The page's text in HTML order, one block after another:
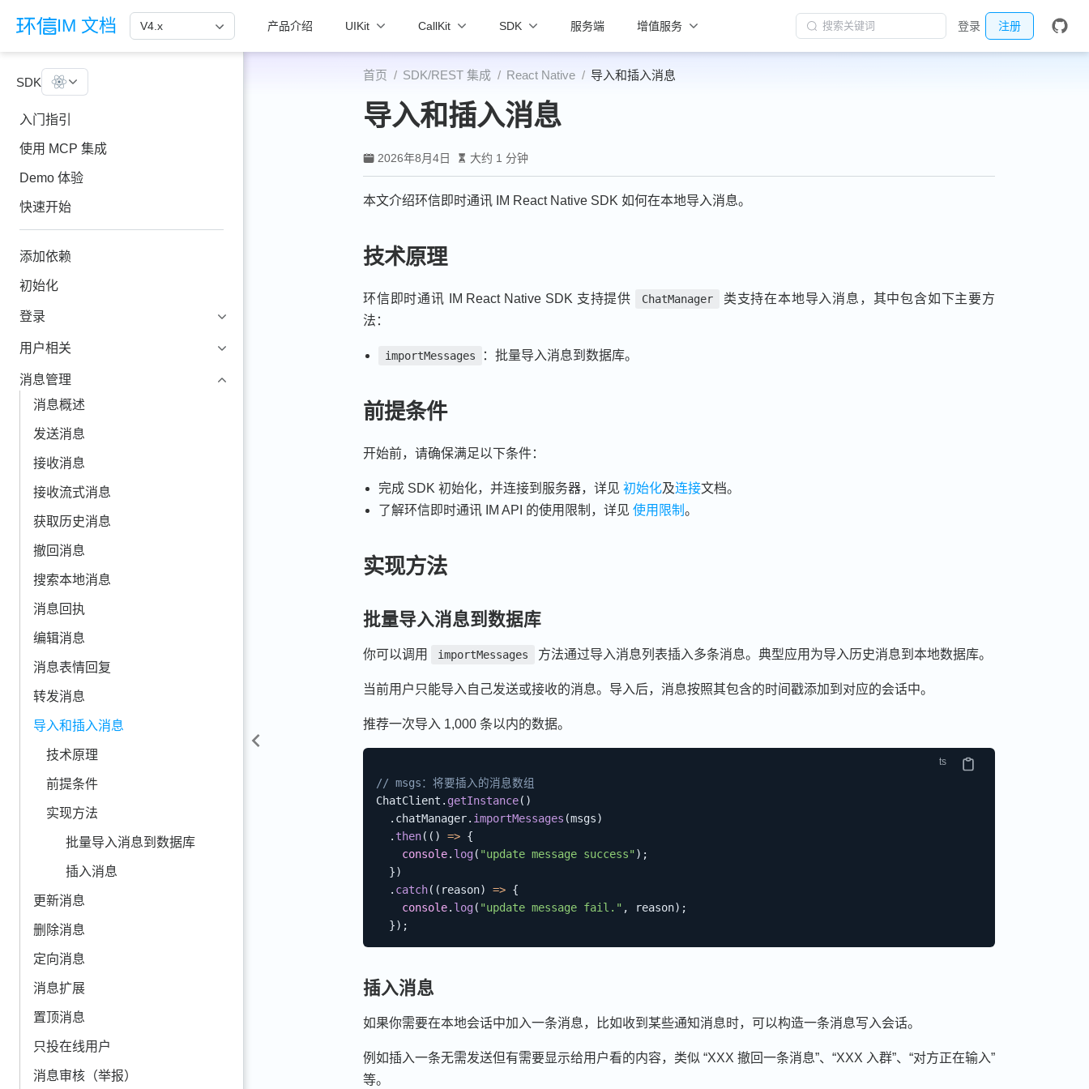
IM 文档 V4.x 产品介绍 UIKit CallKit SDK 服务端 增值服务 搜索关键词 登录 注册
SDK React Native
入门指引
使用 MCP 集成
Demo 体验
快速开始
添加依赖
初始化
登录
用户相关
消息管理
消息概述
发送消息
接收消息
接收流式消息
获取历史消息
撤回消息
搜索本地消息
消息回执
编辑消息
消息表情回复
转发消息
导入和插入消息
技术原理
前提条件
实现方法
批量导入消息到数据库
插入消息
更新消息
删除消息
定向消息
消息扩展
置顶消息
只投在线用户
消息审核（举报）
首页 SDK/REST 集成 React Native 导入和插入消息
导入和插入消息
2026年8月4日 大约 1 分钟
本文介绍环信即时通讯 IM React Native SDK 如何在本地导入消息。
技术原理
环信即时通讯 IM React Native SDK 支持提供 ChatManager
类支持在本地导入消息，其中包含如下主要方
法：
importMessages ：批量导入消息到数据库。
前提条件
开始前，请确保满足以下条件：
完成 SDK 初始化，并连接到服务器，详见初始化及连接文档。
了解环信即时通讯 IM API 的使用限制，详见使用限制。
实现方法
批量导入消息到数据库
你可以调用 importMessages 方法通过导入消息列表插入多条消息。典型应用为导入历史消息到本地数据库。
当前用户只能导入自己发送或接收的消息。导入后，消息按照其包含的时间戳添加到对应的会话中。
推荐一次导入 1,000 条以内的数据。
// msgs：将要插入的消息数组
ChatClient . getInstance( )
. chatManager. importMessages (msgs)
. then( ( ) => {
console. log( "update message success" ) ;
})
. catch( ( reason) => {
console. log( "update message fail." , reason) ;
}) ;
插入消息
如果你需要在本地会话中加入一条消息，比如收到某些通知消息时，可以构造一条消息写入会话。
例如插入一条无需发送但有需要显示给用户看的内容，类似 “XXX 撤回一条消息”、“XXX 入群”、“对方正在输入”
等。